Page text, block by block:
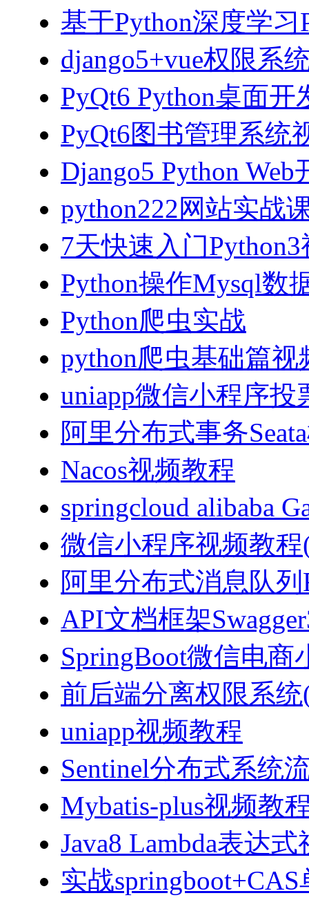
基于Python深度学
django5+vue权限系
PyQt6 Python桌面开
PyQt6图书管理系统
Django5 Python
python222网站实战
7天快速入门
Python操作Mysql数
Python爬虫实战
python爬虫基础篇视
uniapp微信小程序投
阿里分布式事务
Nacos视频教程
springcloud alibaba
微信小程序视频教程
阿里分布式消息队
API文档框架
SpringBoot微信电商
前后端分离权限系统
uniapp视频教程
Sentinel分布式系统
Mybatis-plus视频教
Java8 Lambda表达
实战